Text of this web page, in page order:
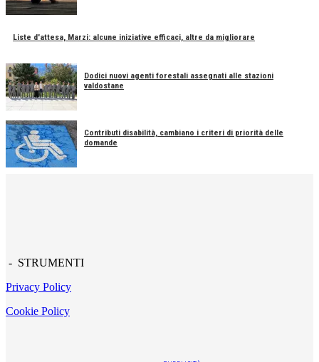
Liste d'attesa, Marzi: alcune iniziative efficaci, altre da migliorare
Dodici nuovi agenti forestali assegnati alle stazioni
valdostane
Contributi disabilità, cambiano i criteri di priorità delle
domande
- STRUMENTI
Privacy Policy
Cookie Policy